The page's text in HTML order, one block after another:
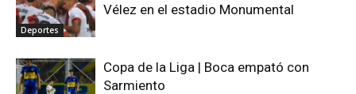
Deportes
Vélez en el estadio Monumental
Copa de la Liga | Boca empató con
Sarmiento